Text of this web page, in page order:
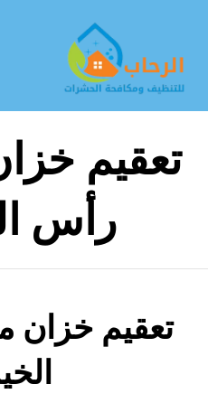
تعقيم
رأس
تعقيم خزان